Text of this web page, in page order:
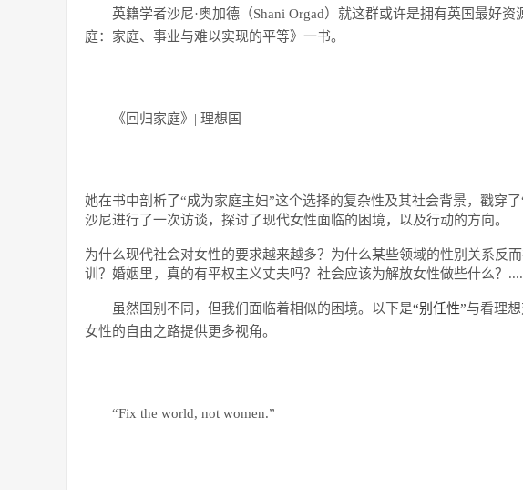
英籍学者沙尼·奥加德（Shani Orgad）就这群或许是拥有英国最好
庭：家庭、事业与难以实现的平等》一书。
《回归家庭》| 理想国
她在书中剖析了“成为家庭主妇”这个选择的复杂性及其社会背景，戳穿
沙尼进行了一次访谈，探讨了现代女性面临的困境，以及行动的方向。
为什么现代社会对女性的要求越来越多？为什么某些领域的性别关系反
训？婚姻里，真的有平权主义丈夫吗？社会应该为解放女性做些什么？
虽然国别不同，但我们面临着相似的困境。以下是“别任性”与看理
女性的自由之路提供更多视角。
“Fix the world, not women.”